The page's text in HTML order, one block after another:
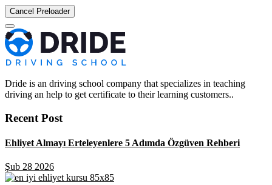
Cancel Preloader
Dride is an driving school company that specializes in teaching
driving an help to get certificate to their learning customers..
Recent Post
Ehliyet Almayı Erteleyenlere 5 Adımda Özgüven Rehberi
Şub 28 2026